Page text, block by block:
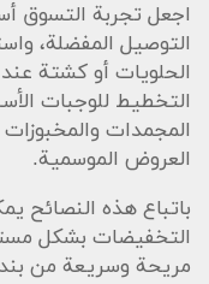
اجعل تجربة التسوق
التوصيل المفضلة،
الحلويات أو كشتة
التخطيط للوجبات
المجمدات
العروض الموسمية.
باتباع هذه النصائح
التخفيضات بشكل
مريحة وسريعة من